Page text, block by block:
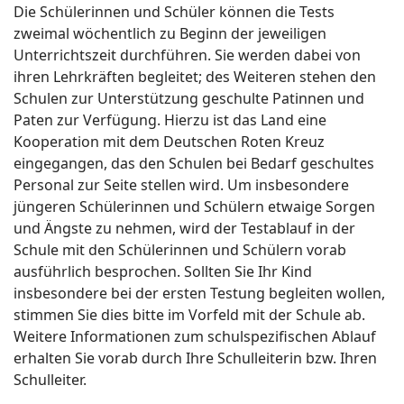
Die Schülerinnen und Schüler können die Tests
zweimal wöchentlich zu Beginn der jeweiligen
Unterrichtszeit durchführen. Sie werden dabei von
ihren Lehrkräften begleitet; des Weiteren stehen den
Schulen zur Unterstützung geschulte Patinnen und
Paten zur Verfügung. Hierzu ist das Land eine
Kooperation mit dem Deutschen Roten Kreuz
eingegangen, das den Schulen bei Bedarf geschultes
Personal zur Seite stellen wird. Um insbesondere
jüngeren Schülerinnen und Schülern etwaige Sorgen
und Ängste zu nehmen, wird der Testablauf in der
Schule mit den Schülerinnen und Schülern vorab
ausführlich besprochen. Sollten Sie Ihr Kind
insbesondere bei der ersten Testung begleiten wollen,
stimmen Sie dies bitte im Vorfeld mit der Schule ab.
Weitere Informationen zum schulspezifischen Ablauf
erhalten Sie vorab durch Ihre Schulleiterin bzw. Ihren
Schulleiter.